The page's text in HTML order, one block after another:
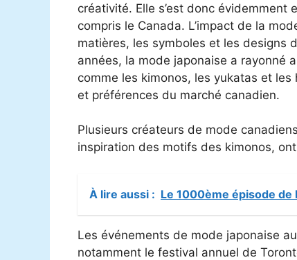
créativité. Elle s’est donc évidemment
compris le Canada. L’impact de la
matières, les symboles et les designs
années, la mode japonaise a rayonné
comme les kimonos, les yukatas et
et préférences du marché canadien.
Plusieurs créateurs de mode
inspiration des motifs des kimonos,
À lire aussi : Le 1000ème épisode de
Les événements de mode japonaise
notamment le festival annuel de